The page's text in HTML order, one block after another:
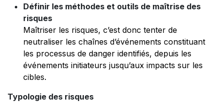
Définir les méthodes et outils de maîtrise des
risques
Maîtriser les risques, c’est donc tenter de
neutraliser les chaînes d’événements constituant
les processus de danger identifiés, depuis les
événements initiateurs jusqu’aux impacts sur les
cibles.
Typologie des risques